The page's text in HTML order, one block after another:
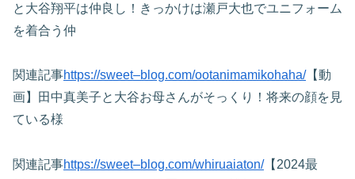
と大谷翔平は仲良し！きっかけは瀬戸大也でユニフォーム
を着合う仲
関連記事https://sweet–blog.com/ootanimamikohaha/【動
画】田中真美子と大谷お母さんがそっくり！将来の顔を見
ている様
関連記事https://sweet–blog.com/whiruaiaton/【2024最